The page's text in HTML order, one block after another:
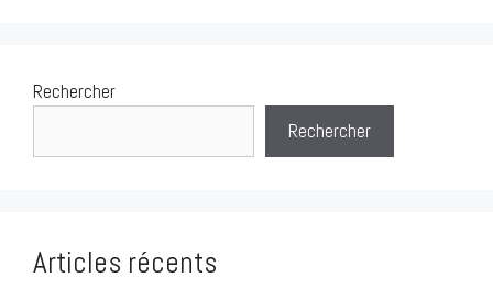
Rechercher
Rechercher
Articles récents